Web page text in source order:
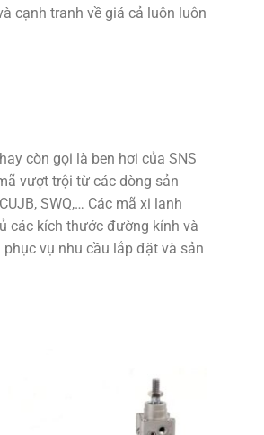
cạnh tranh về giá cả luôn luôn
còn gọi là ben hơi của SNS
vượt trội từ các dòng sản
SWQ,… Các mã xi lanh
các kích thước đường kính và
phục vụ nhu cầu lắp đặt và sản